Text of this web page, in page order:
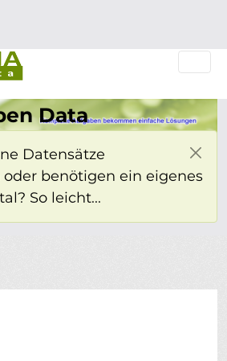
Data
Datensätze
benötigen ein eigenes
So leicht...